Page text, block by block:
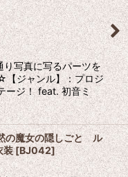
写真に写るパーツを
【ジャンル】：プロジ
ージ！ feat. 初音ミ
の魔女の隠しごと ル
装 [BJ042]